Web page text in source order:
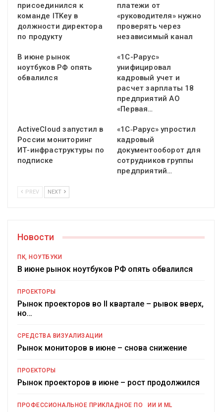
присоединился к
команде ITKey в
должности директора
по продукту
платежи от
«руководителя» нужно
проверять через
независимый канал
В июне рынок
ноутбуков РФ опять
обвалился
«1С-Рарус»
унифицировал
кадровый учет и
расчет зарплаты 18
предприятий АО
«Первая…
ActiveCloud запустил в
России мониторинг
ИТ-инфраструктуры по
подписке
«1С‑Рарус» упростил
кадровый
документооборот для
сотрудников группы
предприятий…
PREV NEXT
Новости
ПК, НОУТБУКИ
В июне рынок ноутбуков РФ опять обвалился
ПРОЕКТОРЫ
Рынок проекторов во II квартале – рывок вверх,
но…
СРЕДСТВА ВИЗУАЛИЗАЦИИ
Рынок мониторов в июне – снова снижение
ПРОЕКТОРЫ
Рынок проекторов в июне – рост продолжился
ПРОФЕССИОНАЛЬНОЕ ПРИКЛАДНОЕ ПО ИИ И ML